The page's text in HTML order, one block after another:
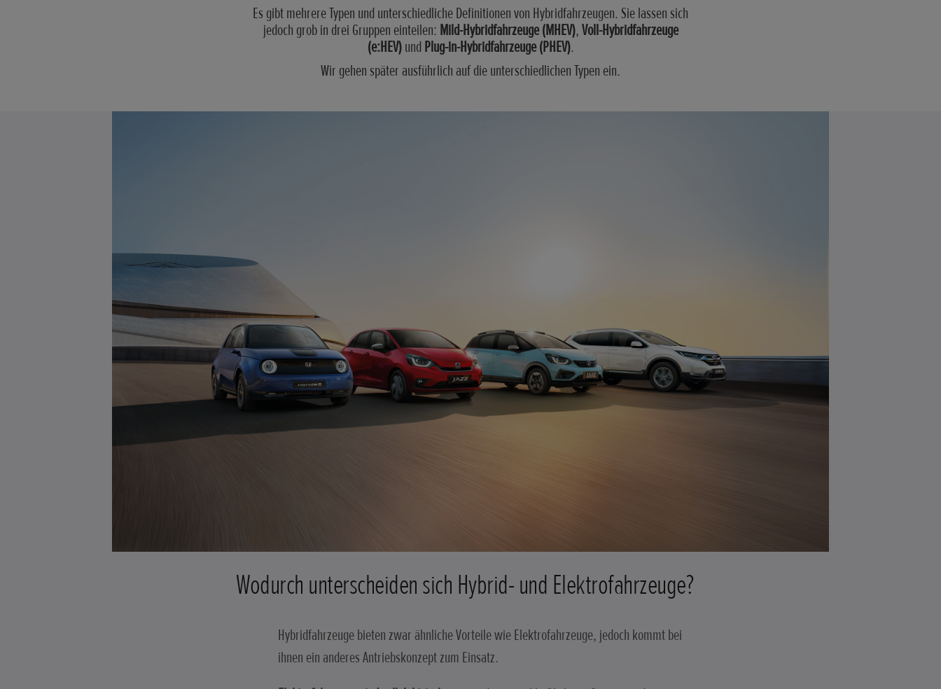
Es gibt mehrere Typen und unterschiedliche Definitionen von Hybridfahrzeugen. Sie lassen sich
jedoch grob in drei Gruppen einteilen: Mild-Hybridfahrzeuge (MHEV),Voll-Hybridfahrzeuge
(e:HEV)und Plug-in-Hybridfahrzeuge (PHEV).
Wir gehen später ausführlich auf die unterschiedlichen Typen ein.
Wodurch unterscheiden sich Hybrid- und Elektrofahrzeuge?
Hybridfahrzeuge bieten zwar ähnliche Vorteile wie Elektrofahrzeuge, jedoch kommt bei
ihnen ein anderes Antriebskonzept zum Einsatz.